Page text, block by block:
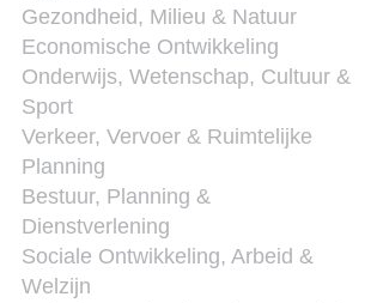
Gezondheid, Milieu & Natuur
Economische Ontwikkeling
Onderwijs, Wetenschap, Cultuur &
Sport
Verkeer, Vervoer & Ruimtelijke
Planning
Bestuur, Planning &
Dienstverlening
Sociale Ontwikkeling, Arbeid &
Welzijn